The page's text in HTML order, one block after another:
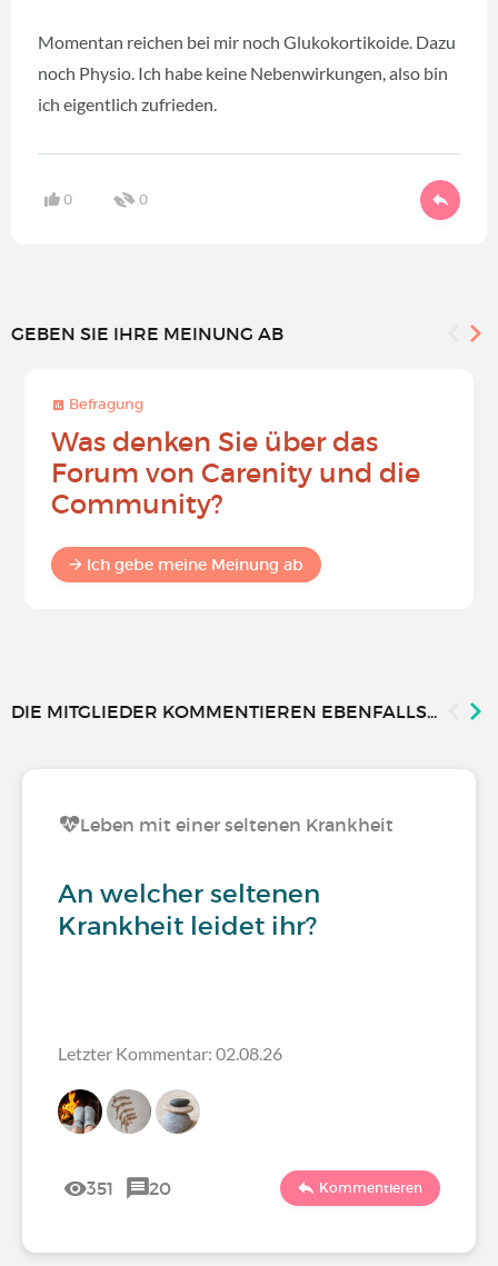
Momentan reichen bei mir noch Glukokortikoide. Dazu
noch Physio. Ich habe keine Nebenwirkungen, also bin
ich eigentlich zufrieden.
0 0
GEBEN SIE IHRE MEINUNG AB
Befragung
Was denken Sie über das
Forum von Carenity und die
Community?
Ich gebe meine Meinung ab
DIE MITGLIEDER KOMMENTIEREN EBENFALLS...
Leben mit einer seltenen Krankheit
An welcher seltenen
Krankheit leidet ihr?
Letzter Kommentar: 02.08.26
351 20 Kommentieren